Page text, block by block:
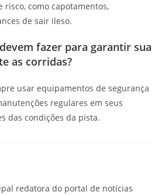
risco, como capotamentos,
de sair ileso.
fazer para garantir sua
as corridas?
usar equipamentos de segurança
regulares em seus
das condições da pista.
redatora do portal de notícias